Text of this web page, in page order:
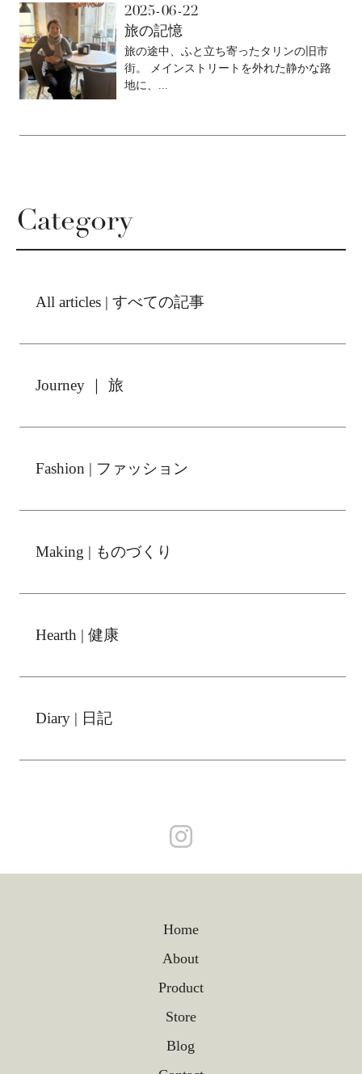
2025-06-22
旅の記憶
旅の途中、ふと立ち寄ったタリンの旧市
街。 メインストリートを外れた静かな路
地に、...
Category
All articles | すべての記事
Journey ｜ 旅
Fashion | ファッション
Making | ものづくり
Hearth | 健康
Diary | 日記
Home
About
Product
Store
Blog